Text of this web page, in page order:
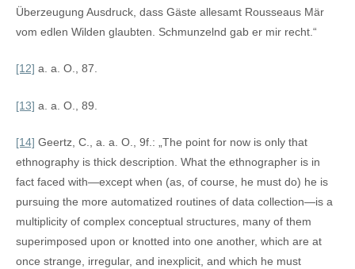
Überzeugung Ausdruck, dass Gäste allesamt Rousseaus Mär
vom edlen Wilden glaubten. Schmunzelnd gab er mir recht.“
[12] a. a. O., 87.
[13] a. a. O., 89.
[14] Geertz, C., a. a. O., 9f.: „The point for now is only that
ethnography is thick description. What the ethnographer is in
fact faced with—except when (as, of course, he must do) he is
pursuing the more automatized routines of data collection—is a
multiplicity of complex conceptual structures, many of them
superimposed upon or knotted into one another, which are at
once strange, irregular, and inexplicit, and which he must